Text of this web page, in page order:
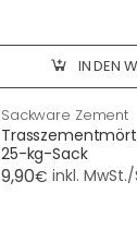
IN DEN
Sackware Zement
25-kg-Sack
9,90€ inkl.